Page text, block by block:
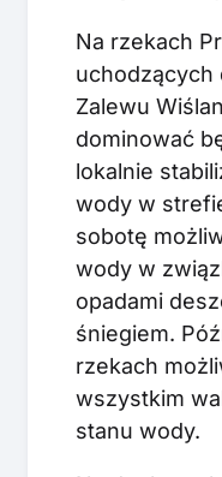
Na rzekach
uchodzących
Zalewu
dominować
lokalnie
wody w
sobotę
wody w
opadami
śniegiem.
rzekach
wszystkim
stanu wody.